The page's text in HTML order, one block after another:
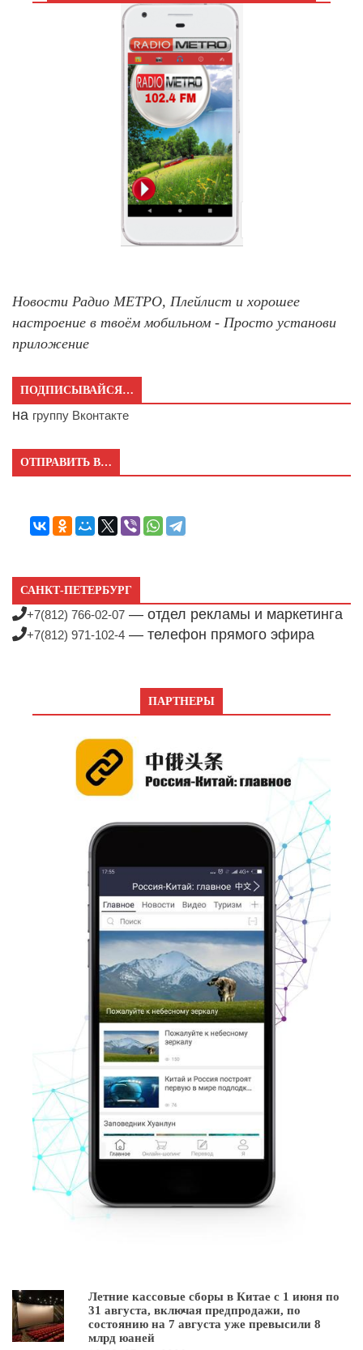
Новости Радио МЕТРО, Плейлист и хорошее
настроение в твоём мобильном - Просто установи
приложение
ПОДПИСЫВАЙСЯ…
на группу Вконтакте
ОТПРАВИТЬ В…
САНКТ-ПЕТЕРБУРГ
+7(812) 766-02-07 — отдел рекламы и маркетинга
+7(812) 971-102-4 — телефон прямого эфира
ПАРТНЕРЫ
Летние кассовые сборы в Китае с 1 июня по
31 августа, включая предпродажи, по
состоянию на 7 августа уже превысили 8
млрд юаней